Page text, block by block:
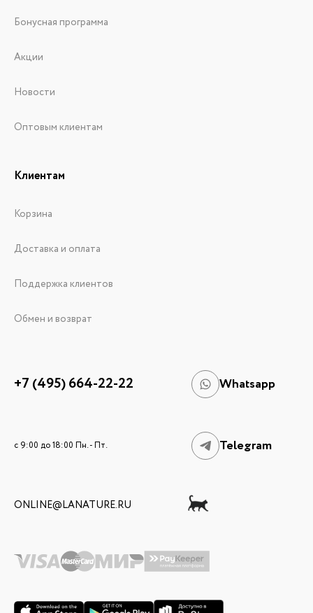
Бонусная программа
Акции
Новости
Оптовым клиентам
Клиентам
Корзина
Доставка и оплата
Поддержка клиентов
Обмен и возврат
+7 (495) 664-22-22 Whatsapp
c 9:00 до 18:00 Пн. - Пт. Telegram
ONLINE@LANATURE.RU